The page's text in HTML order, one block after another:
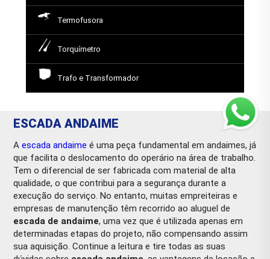
Termofusora
Torquímetro
Trafo e Transformador
ESCADA ANDAIME
Aescada andaime é uma peça fundamental em andaimes, já
que facilita o deslocamento do operário na área de trabalho.
Tem o diferencial de ser fabricada com material de alta
qualidade, o que contribui para a segurança durante a
execução do serviço. No entanto, muitas empreiteiras e
empresas de manutenção têm recorrido ao aluguel de
escada de andaime, uma vez que é utilizada apenas em
determinadas etapas do projeto, não compensando assim
sua aquisição. Continue a leitura e tire todas as suas